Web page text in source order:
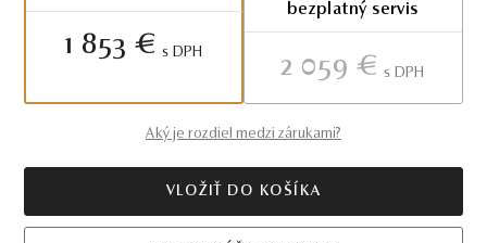
1 853 € S DPH
bezplatný servis
2 059 € S DPH
Aký je rozdiel medzi zárukami?
VLOŽIŤ DO KOŠÍKA